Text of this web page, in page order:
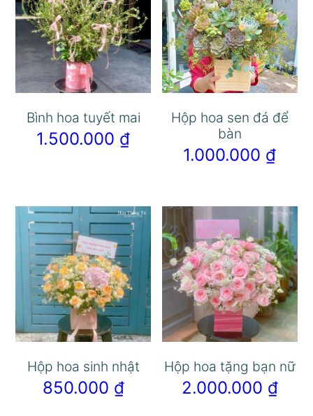
Bình hoa tuyết mai
1.500.000 ₫
Hộp hoa sen đá để
bàn
1.000.000 ₫
Hộp hoa sinh nhật
850.000 ₫
Hộp hoa tặng bạn nữ
2.000.000 ₫